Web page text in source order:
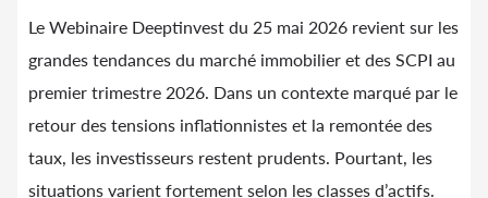
Le Webinaire Deeptinvest du 25 mai 2026 revient sur les
grandes tendances du marché immobilier et des SCPI au
premier trimestre 2026. Dans un contexte marqué par le
retour des tensions inflationnistes et la remontée des
taux, les investisseurs restent prudents. Pourtant, les
situations varient fortement selon les classes d’actifs.